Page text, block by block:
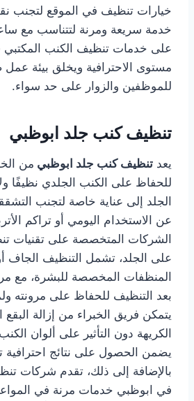
خيارات تنظيف في الموقع لتجنب
خدمة سريعة ومرنة لتتناسب مع
على خدمات تنظيف الكنب
مستوى الاحترافية ويخلق بيئة
للموظفين والزوار على حد سواء.
تنظيف كنب جلد ابوظبي
يعد تنظيف كنب جلد ابوظبي من
للحفاظ على الكنب الجلدي نظيفًا
الجلد إلى عناية خاصة لتجنب
عن الاستخدام اليومي أو تراكم
الشركات المتخصصة على تقنيات
على الجلد، تشمل التنظيف الجاف
المنظفات المخصصة للبشرة، مع
بعد التنظيف للحفاظ على مرونته
يتمكن فريق الخبراء من إزالة البقع
الكريهة دون التأثير على ألوان
يضمن الحصول على نتائج احترافية
بالإضافة إلى ذلك، تقدم شركات
في ابوظبي خدمات مرنة في